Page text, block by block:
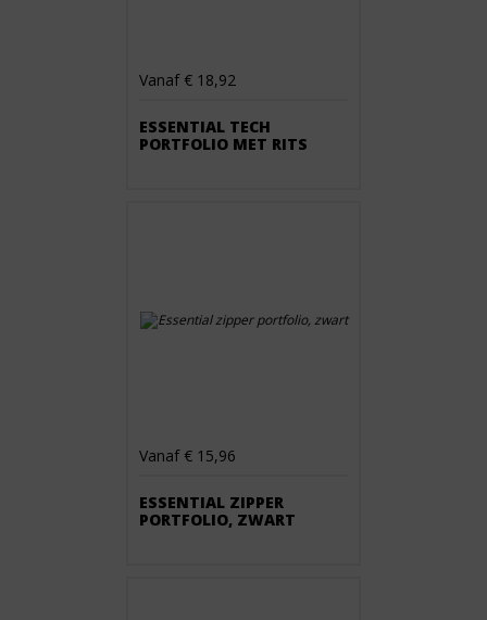
Vanaf € 18,92
ESSENTIAL TECH
PORTFOLIO MET RITS
Vanaf € 15,96
ESSENTIAL ZIPPER
PORTFOLIO, ZWART